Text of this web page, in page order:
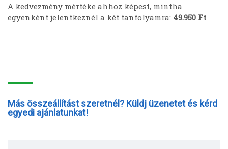
A kedvezmény mértéke ahhoz képest, mintha
egyenként jelentkeznél a két tanfolyamra: 49.950 Ft
Más összeállítást szeretnél? Küldj üzenetet és kérd
egyedi ajánlatunkat!